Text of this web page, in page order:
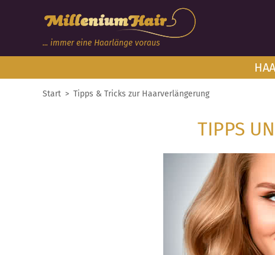
... immer eine Haarlänge voraus
Start > Tipps & Tricks zur Haarverlängerung
TIPPS